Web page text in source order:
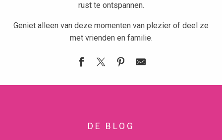
rust te ontspannen.
Geniet alleen van deze momenten van plezier of deel ze
met vrienden en familie.
DE BLOG